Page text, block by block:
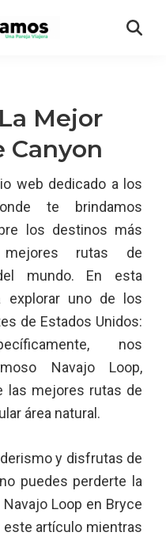
Mejor
Canyon
web dedicado a los
te brindamos
los destinos más
rutas de
mundo. En esta
explorar uno de los
de Estados Unidos:
nos
Navajo Loop,
las mejores rutas de
área natural.
y disfrutas de
puedes perderte la
Loop en Bryce
este artículo mientras